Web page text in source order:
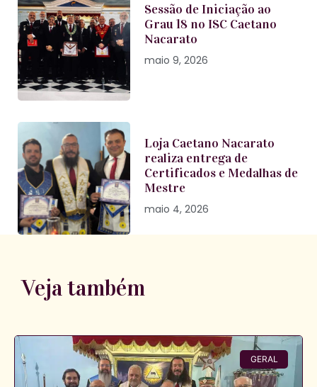
Sessão de Iniciação ao
Grau 18 no ISC Caetano
Nacarato
maio 9, 2026
Loja Caetano Nacarato
realiza entrega de
Certificados e Medalhas de
Mestre
maio 4, 2026
Veja também
GERAL